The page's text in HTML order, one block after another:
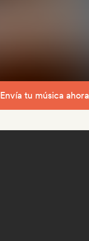
Envía tu música ahora